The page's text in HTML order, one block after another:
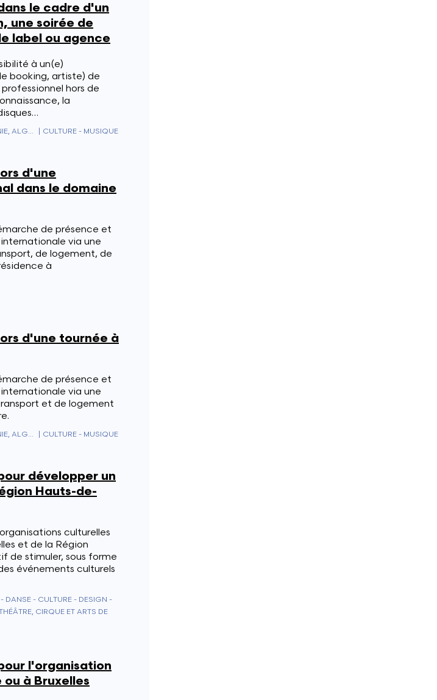
le cadre d'un
une soirée de
label ou agence
à un(e)
booking, artiste) de
hors de
la
AFGHANISTAN, AFRIQUE DU SUD, ALBANIE, ALGÉRIE, ALLEMAGNE, ANDORRE, ANGOLA, ANGUILLA, ANTARCTIQUE, ANTIGUA & BARBUDA, ANTILLES NÉERLANDAISES, ARABIE SAOUDITE, ARGENTINE, ARMÉNIE, ARUBA, AUSTRALIE, AUTRICHE, AZERBAÏDJAN, BAHAMAS, BAHREÏN, BANGLADESH, BARBADE, BELIZE, BÉNIN, BERMUDES, BHOUTAN, BIÉLORUSSIE, BOLIVIE, BOSNIE-HERZÉGOVINE, BOTSWANA, BRÉSIL, BRUNEI, BULGARIE, BURKINA FASO, BURUNDI, CAMBODGE, CAMEROUN, CANADA, CAP-VERT, CEUTA & MELILLA, CHILI, CHINE, CHYPRE, COLOMBIE, COMORES, CONGO - BRAZZAVILLE, CONGO - KINSHASA, CORÉE DU NORD, CORÉE DU SUD, COSTA RICA, CÔTE D'IVOIRE, CROATIE, CUBA, CURAÇAO, DANEMARK, DIEGO GARCIA, DJIBOUTI, DOMINIQUE, ÉGYPTE, ÉMIRATS ARABES UNIS, ÉQUATEUR, ÉRYTHRÉE, ESPAGNE, ESTONIE, ESWATINI, ÉTATS-UNIS, ÉTHIOPIE, FIDJI, FINLANDE, FRANCE, GABON, GAMBIE, GÉORGIE, GÉORGIE DU SUD-ET-LES ÎLES SANDWICH DU SUD, GHANA, GIBRALTAR, GRÈCE, GRENADE, GROENLAND, GUADELOUPE, GUAM, GUATEMALA, GUERNESEY, GUINÉE, GUINÉE ÉQUATORIALE, GUINÉE-BISSAU, GUYANA, GUYANE FRANÇAISE, HAÏTI, HONDURAS, HONG KONG, HONGRIE, ÎLE BOUVET, ÎLE CHRISTMAS, ÎLE DE CLIPPERTON, ÎLE DE L'ASCENSION, ÎLE DE MAN, ÎLE NORFOLK, ÎLES ALAND, ÎLES CAÏMANS, ÎLES CANARIES, ÎLES COCOS (KEELING), ÎLES COOK, ÎLES ÉLOIGNÉES DES ÉTATS-UNIS, ÎLES FÉROÉ, ÎLES HEARD-ET-MACDONALD, ÎLES MALOUINES, ÎLES MARIANNES DU NORD, ÎLES MARSHALL, ÎLES PITCAIRN, ÎLES SALOMON, ÎLES TURQUES-ET-CAÏQUES, ÎLES VIERGES AMÉRICAINES, ÎLES VIERGES BRITANNIQUES, INDE, INDONÉSIE, IRAK, IRAN, IRLANDE, ISLANDE, ISRAËL, ITALIE, JAMAÏQUE, JAPON, JERSEY, JORDANIE, KAZAKHSTAN, KENYA, KIRGHIZISTAN, KIRIBATI, KOSOVO, KOWEÏT, LAOS, LESOTHO, LETTONIE, LIBAN, LIBÉRIA, LIECHTENSTEIN, LITUANIE, LUXEMBOURG, LYBIE, MACÉDOINE DU NORD, MADAGASCAR, MALAISIE, MALAWI, MALDIVES, MALI, MALTE, MAROC, MARTINIQUE, MAURICE, MAURITANIE, MAYOTTE, MEXIQUE, MICRONÉSIE, MOLDAVIE, MONACO, MONGOLIE, MONTÉNÉGRO, MONTSERRAT, MOZAMBIQUE, MYANMAR (BIRMANIE), NAMIBIE, NAURU, NÉPAL, NICARAGUA, NIGER, NIGERIA, NIUE, NORVÈGE, NOUVELLE-CALÉDONIE, NOUVELLE-ZÉLANDE, OCÉANIE ÉLOIGNÉE, OMAN, OUGANDA, OUZBÉKISTAN, PAKISTAN, PALAOS, PANAMA, PAPOUASIE-NOUVELLE-GUINÉE, PARAGUAY, PAYS-BAS, PAYS-BAS CARIBÉENS, PÉROU, PHILIPPINES, POLOGNE, POLYNÉSIE FRANÇAISE, PORTO RICO, PORTUGAL, QATAR, RÉGION ADMINISTRATIVE SPÉCIALE DE MACAO DE LA RÉPUBLIQUE POPULAIRE DE CHINE, RÉPUBLIQUE CENTRAFRICAINE, RÉPUBLIQUE DOMINICAINE, RÉUNION, ROUMANIE, ROYAUME-UNI, RUSSIE, RWANDA, SAHARA OCCIDENTAL, SAINT-CHRISTOPHE-ET-NIÉVÈS, SAINT-MARIN, SAINT-PIERRE-ET-MIQUELON, SAINT-VINCENT-ET-LES-GRENADINES, SAINTE-HÉLÈNE, SAINTE-LUCIE, SALVADOR, SAMOA, SAMOA AMÉRICAINES, SAO TOMÉ-ET-PRINCIPE, SÉNÉGAL, SERBIE, SEYCHELLES, SIERRA LEONE, SINGAPOUR, SINT MAARTEN, SLOVAQUIE, SLOVÉNIE, SOMALIE, SOUDAN, SOUDAN DU SUD, SRI LANKA, ST. BARTHÉLEMY, ST. MARTIN, SUÈDE, SUISSE, SURINAME, SVALBARD ET JAN MAYEN, SYRIE, TADJIKISTAN, TAÏWAN, TANZANIE, TCHAD, TCHÉQUIE, TERRES AUSTRALES FRANÇAISES, TERRITOIRE BRITANNIQUE DE L'OCÉAN INDIEN, TERRITOIRES PALESTINIENS, THAÏLANDE, TIMOR ORIENTAL, TOGO, TOKELAU, TONGA, TRINITÉ-ET-TOBAGO, TRISTAN DA CUNHA, TUNISIE, TÜRKIYE, TURKMÉNISTAN, TUVALU, UKRAINE, URUGUAY, VANUATU, VENEZUELA, VIETNAM, WALLIS-ET-FUTUNA, YÉMEN, ZAMBIE, ZIMBABWE CULTURE - MUSIQUE
d'une
dans le domaine
de présence et
via une
de logement, de
à
d'une tournée à
de présence et
via une
et de logement
AFGHANISTAN, AFRIQUE DU SUD, ALBANIE, ALGÉRIE, ALLEMAGNE, ANDORRE, ANGOLA, ANGUILLA, ANTARCTIQUE, ANTIGUA & BARBUDA, ANTILLES NÉERLANDAISES, ARABIE SAOUDITE, ARGENTINE, ARMÉNIE, ARUBA, AUSTRALIE, AUTRICHE, AZERBAÏDJAN, BAHAMAS, BAHREÏN, BANGLADESH, BARBADE, BELIZE, BÉNIN, BERMUDES, BHOUTAN, BIÉLORUSSIE, BOLIVIE, BOSNIE-HERZÉGOVINE, BOTSWANA, BRÉSIL, BRUNEI, BULGARIE, BURKINA FASO, BURUNDI, CAMBODGE, CAMEROUN, CANADA, CAP-VERT, CEUTA & MELILLA, CHILI, CHINE, CHYPRE, CITÉ DU VATICAN, COLOMBIE, COMORES, CONGO - BRAZZAVILLE, CONGO - KINSHASA, CORÉE DU NORD, CORÉE DU SUD, COSTA RICA, CÔTE D'IVOIRE, CROATIE, CUBA, CURAÇAO, DANEMARK, DIEGO GARCIA, DJIBOUTI, DOMINIQUE, ÉGYPTE, ÉMIRATS ARABES UNIS, ÉQUATEUR, ÉRYTHRÉE, ESPAGNE, ESTONIE, ESWATINI, ÉTATS-UNIS, ÉTHIOPIE, FIDJI, FINLANDE, FRANCE, GABON, GAMBIE, GÉORGIE, GÉORGIE DU SUD-ET-LES ÎLES SANDWICH DU SUD, GHANA, GIBRALTAR, GRÈCE, GRENADE, GROENLAND, GUADELOUPE, GUAM, GUATEMALA, GUERNESEY, GUINÉE, GUINÉE ÉQUATORIALE, GUINÉE-BISSAU, GUYANA, GUYANE FRANÇAISE, HAÏTI, HONDURAS, HONG KONG, HONGRIE, ÎLE BOUVET, ÎLE CHRISTMAS, ÎLE DE CLIPPERTON, ÎLE DE L'ASCENSION, ÎLE DE MAN, ÎLE NORFOLK, ÎLES ALAND, ÎLES CAÏMANS, ÎLES CANARIES, ÎLES COCOS (KEELING), ÎLES COOK, ÎLES ÉLOIGNÉES DES ÉTATS-UNIS, ÎLES FÉROÉ, ÎLES HEARD-ET-MACDONALD, ÎLES MALOUINES, ÎLES MARIANNES DU NORD, ÎLES MARSHALL, ÎLES PITCAIRN, ÎLES SALOMON, ÎLES TURQUES-ET-CAÏQUES, ÎLES VIERGES AMÉRICAINES, ÎLES VIERGES BRITANNIQUES, INDE, INDONÉSIE, IRAK, IRAN, IRLANDE, ISLANDE, ISRAËL, ITALIE, JAMAÏQUE, JAPON, JERSEY, JORDANIE, KAZAKHSTAN, KENYA, KIRGHIZISTAN, KIRIBATI, KOSOVO, KOWEÏT, LAOS, LESOTHO, LETTONIE, LIBAN, LIBÉRIA, LIECHTENSTEIN, LITUANIE, LUXEMBOURG, LYBIE, MACÉDOINE DU NORD, MADAGASCAR, MALAISIE, MALAWI, MALDIVES, MALI, MALTE, MAROC, MARTINIQUE, MAURICE, MAURITANIE, MAYOTTE, MEXIQUE, MICRONÉSIE, MOLDAVIE, MONACO, MONGOLIE, MONTÉNÉGRO, MONTSERRAT, MOZAMBIQUE, MYANMAR (BIRMANIE), NAMIBIE, NAURU, NÉPAL, NICARAGUA, NIGER, NIGERIA, NIUE, NORVÈGE, NOUVELLE-CALÉDONIE, NOUVELLE-ZÉLANDE, OCÉANIE ÉLOIGNÉE, OMAN, OUGANDA, OUZBÉKISTAN, PAKISTAN, PALAOS, PANAMA, PAPOUASIE-NOUVELLE-GUINÉE, PARAGUAY, PAYS-BAS, PAYS-BAS CARIBÉENS, PÉROU, PHILIPPINES, POLOGNE, POLYNÉSIE FRANÇAISE, PORTO RICO, PORTUGAL, QATAR, RÉGION ADMINISTRATIVE SPÉCIALE DE MACAO DE LA RÉPUBLIQUE POPULAIRE DE CHINE, RÉPUBLIQUE CENTRAFRICAINE, RÉPUBLIQUE DOMINICAINE, RÉUNION, ROUMANIE, ROYAUME-UNI, RUSSIE, RWANDA, SAHARA OCCIDENTAL, SAINT-CHRISTOPHE-ET-NIÉVÈS, SAINT-MARIN, SAINT-PIERRE-ET-MIQUELON, SAINT-VINCENT-ET-LES-GRENADINES, SAINTE-HÉLÈNE, SAINTE-LUCIE, SALVADOR, SAMOA, SAMOA AMÉRICAINES, SAO TOMÉ-ET-PRINCIPE, SÉNÉGAL, SERBIE, SEYCHELLES, SIERRA LEONE, SINGAPOUR, SINT MAARTEN, SLOVAQUIE, SLOVÉNIE, SOMALIE, SOUDAN, SOUDAN DU SUD, SRI LANKA, ST. BARTHÉLEMY, ST. MARTIN, SUÈDE, SUISSE, SURINAME, SVALBARD ET JAN MAYEN, SYRIE, TADJIKISTAN, TAÏWAN, TANZANIE, TCHAD, TCHÉQUIE, TERRES AUSTRALES FRANÇAISES, TERRITOIRE BRITANNIQUE DE L'OCÉAN INDIEN, TERRITOIRES PALESTINIENS, THAÏLANDE, TIMOR ORIENTAL, TOGO, TOKELAU, TONGA, TRINITÉ-ET-TOBAGO, TRISTAN DA CUNHA, TUNISIE, TÜRKIYE, TURKMÉNISTAN, TUVALU, UKRAINE, URUGUAY, VANUATU, VENEZUELA, VIETNAM, WALLIS-ET-FUTUNA, YÉMEN, ZAMBIE, ZIMBABWE CULTURE - MUSIQUE
développer un
Hauts-de-
culturelles
et de la Région
de stimuler, sous forme
événements culturels
DANSE - CULTURE - DESIGN -
CIRQUE ET ARTS DE
l'organisation
à Bruxelles